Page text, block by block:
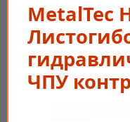
MetalTec
ЧПУ